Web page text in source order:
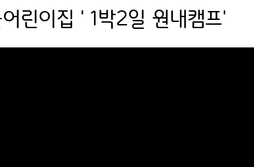
린이집 ' 1박2일 원내캠프'